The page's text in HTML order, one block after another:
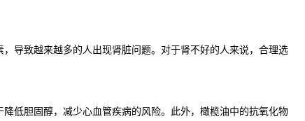
导致越来越多的人出现肾脏问题。对于肾不好的人来说，合理选
低胆固醇，减少心血管疾病的风险。此外，橄榄油中的抗氧化物